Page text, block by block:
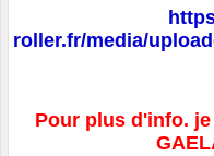
roller.fr/media/
Pour plus d'info.